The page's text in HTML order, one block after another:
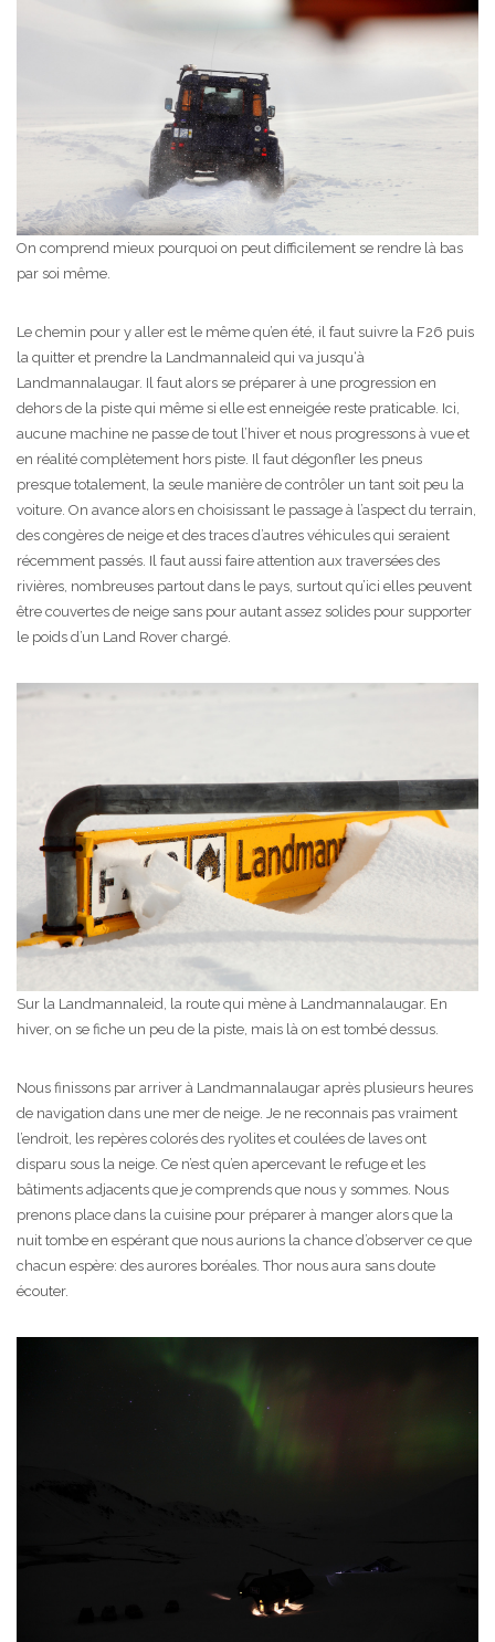
On comprend mieux pourquoi on peut difficilement se rendre là bas
par soi même.
Le chemin pour y aller est le même qu’en été, il faut suivre la F26 puis
la quitter et prendre la Landmannaleid qui va jusqu‘à
Landmannalaugar. Il faut alors se préparer à une progression en
dehors de la piste qui même si elle est enneigée reste praticable. Ici,
aucune machine ne passe de tout l’hiver et nous progressons à vue et
en réalité complètement hors piste. Il faut dégonfler les pneus
presque totalement, la seule manière de contrôler un tant soit peu la
voiture. On avance alors en choisissant le passage à l’aspect du terrain,
des congères de neige et des traces d’autres véhicules qui seraient
récemment passés. Il faut aussi faire attention aux traversées des
rivières, nombreuses partout dans le pays, surtout qu’ici elles peuvent
être couvertes de neige sans pour autant assez solides pour supporter
le poids d’un Land Rover chargé.
Sur la Landmannaleid, la route qui mène à Landmannalaugar. En
hiver, on se fiche un peu de la piste, mais là on est tombé dessus.
Nous finissons par arriver à Landmannalaugar après plusieurs heures
de navigation dans une mer de neige. Je ne reconnais pas vraiment
l’endroit, les repères colorés des ryolites et coulées de laves ont
disparu sous la neige. Ce n’est qu’en apercevant le refuge et les
bâtiments adjacents que je comprends que nous y sommes. Nous
prenons place dans la cuisine pour préparer à manger alors que la
nuit tombe en espérant que nous aurions la chance d’observer ce que
chacun espère: des aurores boréales. Thor nous aura sans doute
écouter.